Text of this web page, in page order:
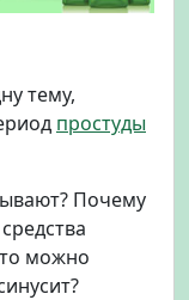
тему,
простуды
Почему
можно